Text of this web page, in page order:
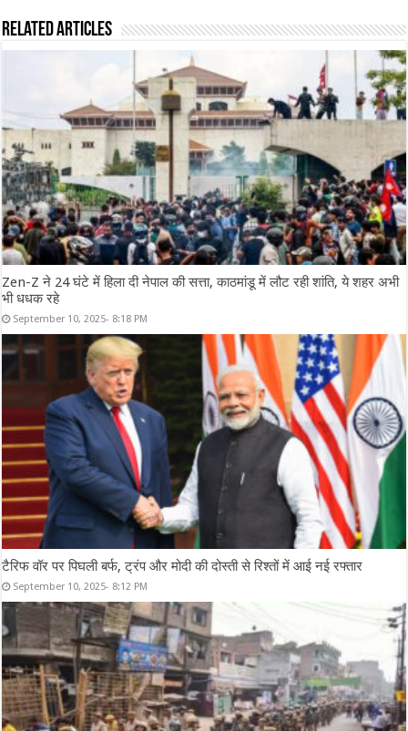
Related Articles
Zen-Z ने 24 घंटे में हिला दी नेपाल की सत्ता, काठमांडू में लौट रही शांति, ये शहर अभी
भी धधक रहे
September 10, 2025- 8:18 PM
टैरिफ वॉर पर पिघली बर्फ, ट्रंप और मोदी की दोस्ती से रिश्तों में आई नई रफ्तार
September 10, 2025- 8:12 PM